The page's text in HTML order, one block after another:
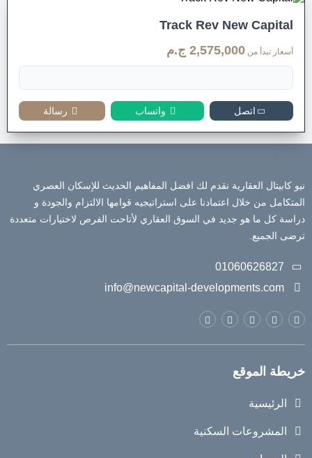
Track Rev New Capital
أسعار تبدأ من 2,575,000 ج.م
اتصل واتساب رسالة
نيو كابيتال العقارية نقدم لك افضل المفاهيم الحديث للإسكان العصري
المتكامل من خلال اعتمادنا على استراتيجيه قوامها الالتزام والجودة و
دراسة كل ما هو جديد في السوق العقاري لأتاحت الفرص لاختيارات متعددة
ترضى الجميع.
01060626827
info@newcapital-developments.com
خريطة الموقع
الرئيسية
المشروعات السكنية